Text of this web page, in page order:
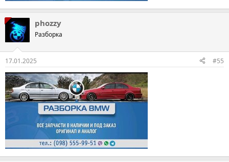
phozzy
Разборка
17.01.2025 #55